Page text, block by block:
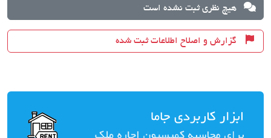
هیچ نظری ثبت نشده است
گزارش و اصلاح اطلاعات ثبت شده